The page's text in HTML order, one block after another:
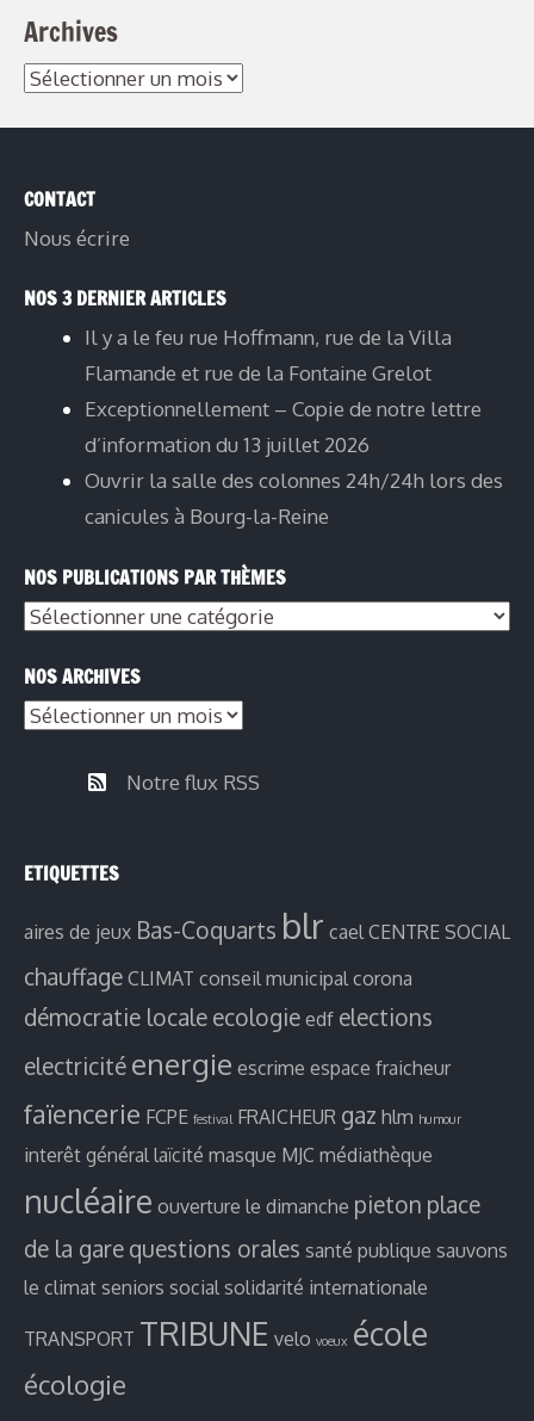
Archives
CONTACT
Nous écrire
NOS 3 DERNIER ARTICLES
Il y a le feu rue Hoffmann, rue de la Villa
Flamande et rue de la Fontaine Grelot
Exceptionnellement – Copie de notre lettre
d’information du 13 juillet 2026
Ouvrir la salle des colonnes 24h/24h lors des
canicules à Bourg-la-Reine
NOS PUBLICATIONS PAR THÈMES
NOS ARCHIVES
Notre flux RSS
ETIQUETTES
aires de jeux Bas-Coquarts blr cael CENTRE SOCIAL
chauffage CLIMAT conseil municipal corona
démocratie locale ecologie edf elections
electricité energie escrime espace fraicheur
faïencerie FCPE festival FRAICHEUR gaz hlm humour
interêt général laïcité masque MJC médiathèque
nucléaire ouverture le dimanche pieton place
de la gare questions orales santé publique sauvons
le climat seniors social solidarité internationale
TRANSPORT TRIBUNE velo voeux école
écologie